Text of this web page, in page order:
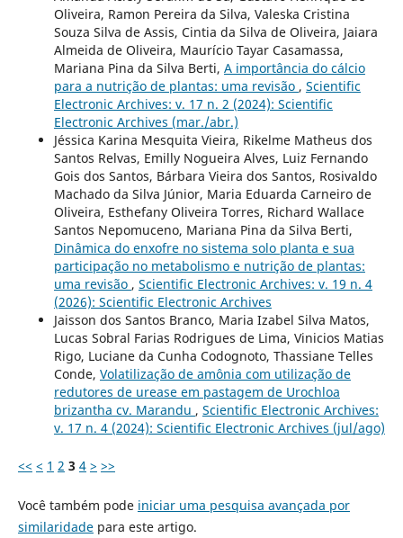
Oliveira, Ramon Pereira da Silva, Valeska Cristina
Souza Silva de Assis, Cintia da Silva de Oliveira, Jaiara
Almeida de Oliveira, Maurício Tayar Casamassa,
Mariana Pina da Silva Berti, A importância do cálcio
para a nutrição de plantas: uma revisão , Scientific
Electronic Archives: v. 17 n. 2 (2024): Scientific
Electronic Archives (mar./abr.)
Jéssica Karina Mesquita Vieira, Rikelme Matheus dos
Santos Relvas, Emilly Nogueira Alves, Luiz Fernando
Gois dos Santos, Bárbara Vieira dos Santos, Rosivaldo
Machado da Silva Júnior, Maria Eduarda Carneiro de
Oliveira, Esthefany Oliveira Torres, Richard Wallace
Santos Nepomuceno, Mariana Pina da Silva Berti,
Dinâmica do enxofre no sistema solo planta e sua
participação no metabolismo e nutrição de plantas:
uma revisão , Scientific Electronic Archives: v. 19 n. 4
(2026): Scientific Electronic Archives
Jaisson dos Santos Branco, Maria Izabel Silva Matos,
Lucas Sobral Farias Rodrigues de Lima, Vinicios Matias
Rigo, Luciane da Cunha Codognoto, Thassiane Telles
Conde, Volatilização de amônia com utilização de
redutores de urease em pastagem de Urochloa
brizantha cv. Marandu , Scientific Electronic Archives:
v. 17 n. 4 (2024): Scientific Electronic Archives (jul/ago)
<< < 1 2 3 4 > >>
Você também pode iniciar uma pesquisa avançada por
similaridadepara este artigo.